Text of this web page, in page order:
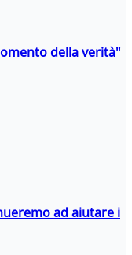
della verità"
ad aiutare i